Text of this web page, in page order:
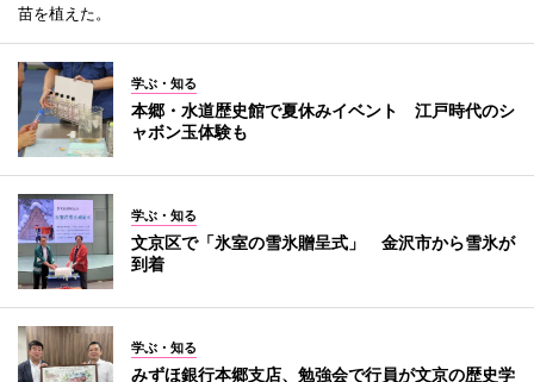
苗を植えた。
学ぶ・知る
本郷・水道歴史館で夏休みイベント 江戸時代のシ
ャボン玉体験も
学ぶ・知る
文京区で「氷室の雪氷贈呈式」 金沢市から雪氷が
到着
学ぶ・知る
みずほ銀行本郷支店、勉強会で行員が文京の歴史学